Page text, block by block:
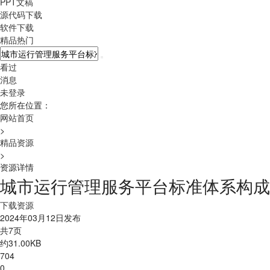
源代码下载
软件下载
精品热门
看过
消息
未登录
您所在位置：
网站首页
>
精品资源
>
资源详情
城市运行管理服务平台标准体系构
下载资源
2024年03月12日发布
共7页
约31.00KB
704
0